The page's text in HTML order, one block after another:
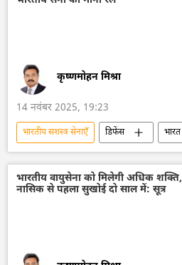
कृष्णमोहन मिश्रा
14 नवंबर 2025, 19:23
भारतीय सशस्‍त्र सेनाएँ डिफेंस
भारत
भारतीय सेना
अरुणाचल प्रदेश
हिमालयी क्षेत्र
चीन
भारतीय वायुसेना को मिलेगी अधिक शक्ति,
नासिक से पहला सुखोई दो साल में: सूत्र